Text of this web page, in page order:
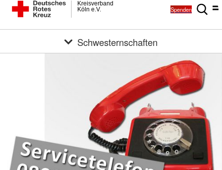
Köln e.V.
Kreisverband
Spenden
Schwesternschaften